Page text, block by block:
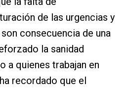
de las urgencias y
consecuencia de una
la sanidad
a quienes trabajan en
recordado que el